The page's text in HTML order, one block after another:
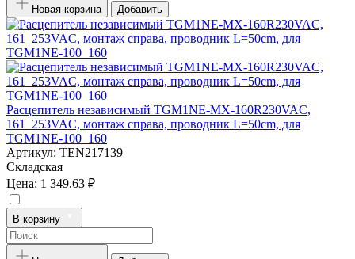
Новая корзина Добавить
Расцепитель независимый TGM1NE-MX-160R230VAC,
161_253VAC, монтаж справа, проводник L=50cm, для
TGM1NE-100_160
Артикул: TEN217139
Складская
Цена: 1 349.63 ₽
В корзину